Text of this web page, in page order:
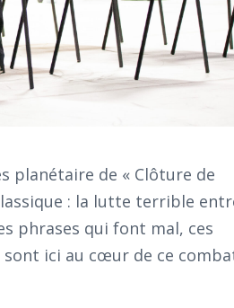
planétaire de « Clôture de
: la lutte terrible
phrases qui font mal, ces
ici au cœur de ce